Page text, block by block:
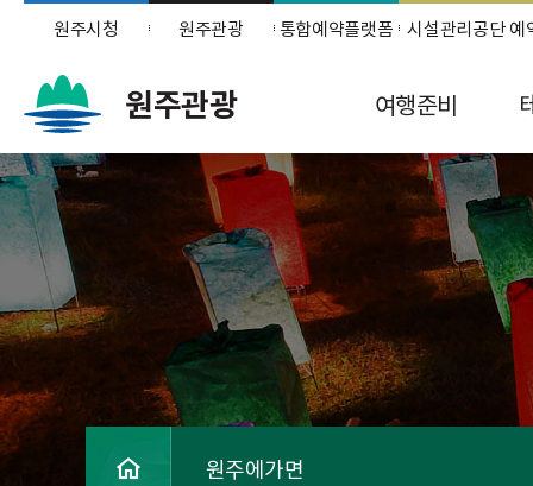
원주시청 원주관광 통합예약플랫폼 시설관리공단 예
원주관광 여행준비
원주에가면